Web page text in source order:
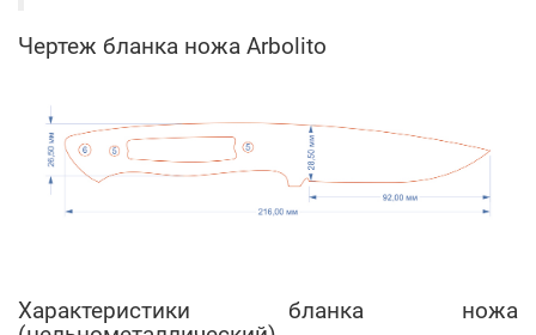
Чертеж бланка ножа Arbolito
Характеристики бланка ножа